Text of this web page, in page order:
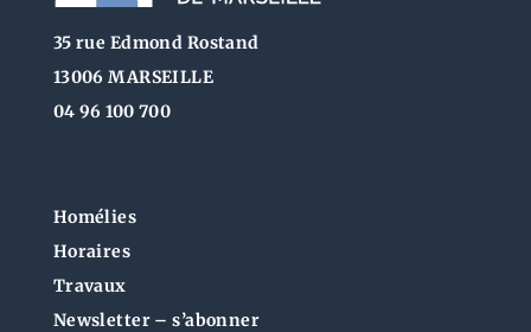
35 rue Edmond Rostand
13006 MARSEILLE
04 96 100 700
Homélies
Horaires
Travaux
Newsletter – s’abonner